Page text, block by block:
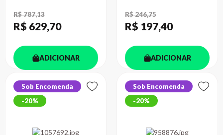
R$ 787,13
R$ 629,70
ADICIONAR
R$ 246,75
R$ 197,40
ADICIONAR
Sob Encomenda
20%
Sob Encomenda
20%